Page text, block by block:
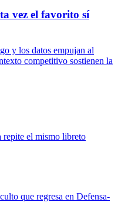
vez el favorito sí
y los datos empujan al
competitivo sostienen la
repite el mismo libreto
que regresa en Defensa-